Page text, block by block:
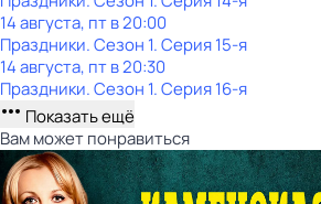
14 августа, пт в 20:00
Праздники. Сезон 1. Серия 15-я
14 августа, пт в 20:30
Праздники. Сезон 1. Серия 16-я
Показать ещё
Вам может понравиться